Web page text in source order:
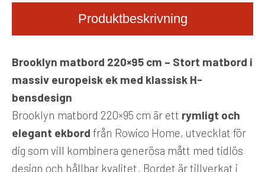
Produktbeskrivning
Brooklyn matbord 220×95 cm – Stort matbord i
massiv europeisk ek med klassisk H-
bensdesign
Brooklyn matbord 220×95 cm är ett rymligt och
elegant ekbord från Rowico Home, utvecklat för
dig som vill kombinera generösa mått med tidlös
design och hållbar kvalitet. Bordet är tillverkat i